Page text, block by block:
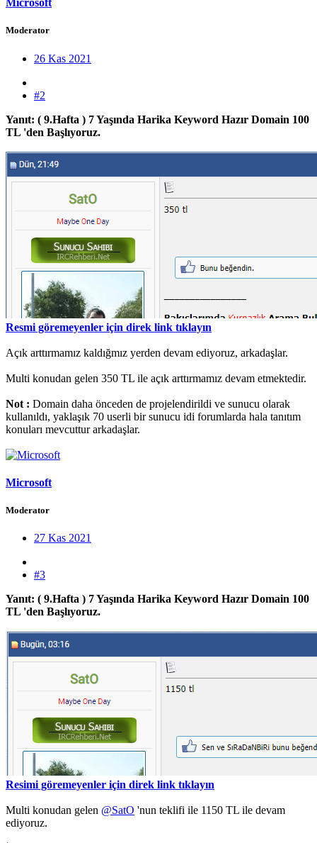
Microsoft
Moderator
26 Kas 2021
#2
Yanıt: ( 9.Hafta ) 7 Yaşında Harika Keyword Hazır Domain 100
TL 'den Başlıyoruz.
Resmi göremeyenler için direk link tıklayın
Açık arttırmamız kaldığmız yerden devam ediyoruz, arkadaşlar.
Multi konudan gelen 350 TL ile açık arttırmamız devam etmektedir.
Not : Domain daha önceden de projelendirildi ve sunucu olarak
kullanıldı, yaklaşık 70 userli bir sunucu idi forumlarda hala tanıtım
konuları mevcuttur arkadaşlar.
Microsoft
Moderator
27 Kas 2021
#3
Yanıt: ( 9.Hafta ) 7 Yaşında Harika Keyword Hazır Domain 100
TL 'den Başlıyoruz.
Resimi göremeyenler için direk link tıklayın
Multi konudan gelen @SatO 'nun teklifi ile 1150 TL ile devam
ediyoruz.